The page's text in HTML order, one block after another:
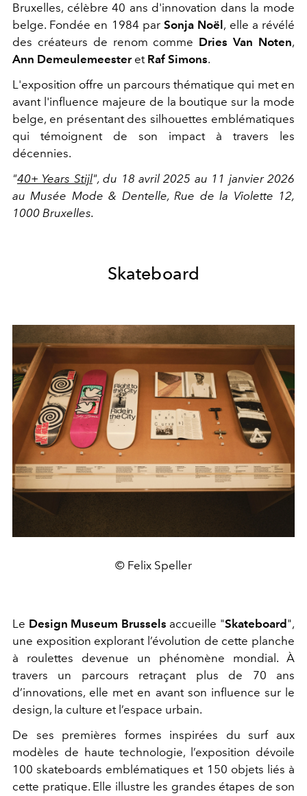
Bruxelles, célèbre 40 ans d'innovation dans la mode
belge. Fondée en 1984 parSonja Noël , elle a révélé
des créateurs de renom comme Dries Van Noten,
Ann Demeulemeesteret Raf Simons.
L'exposition offre un parcours thématique qui met en
avant l'influence majeure de la boutique sur la mode
belge, en présentant des silhouettes emblématiques
qui témoignent de son impact à travers les
décennies.
"40+ Years Stijl", du 18 avril 2025 au 11 janvier 2026
au Musée Mode & Dentelle, Rue de la Violette 12,
1000 Bruxelles.
Skateboard
© Felix Speller
Le Design Museum Brussels accueille "Skateboard ",
une exposition explorant l’évolution de cette planche
à roulettes devenue un phénomène mondial. À
travers un parcours retraçant plus de 70 ans
d’innovations, elle met en avant son influence sur le
design, la culture et l’espace urbain.
De ses premières formes inspirées du surf aux
modèles de haute technologie, l’exposition dévoile
100 skateboards emblématiques et 150 objets liés à
cette pratique. Elle illustre les grandes étapes de son